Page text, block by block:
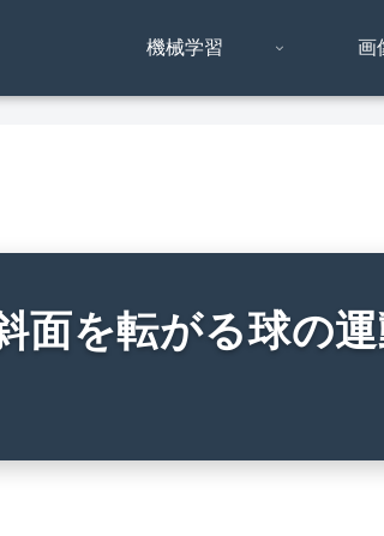
機械学習 画
面を転がる球の